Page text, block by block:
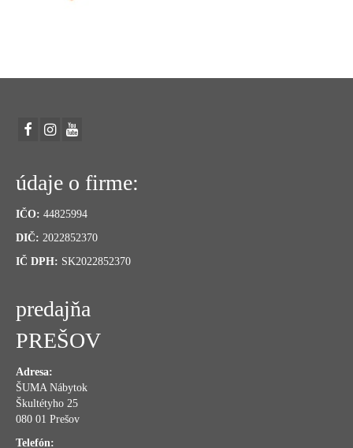
údaje o firme:
IČO: 44825994
DIČ: 2022852370
IČ DPH: SK2022852370
predajňa
PREŠOV
Adresa:
ŠUMA Nábytok
Škultétyho 25
080 01 Prešov
Telefón: